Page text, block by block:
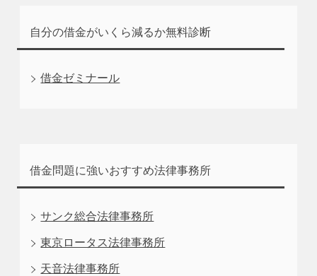
自分の借金がいくら減るか無料診断
借金ゼミナール
借金問題に強いおすすめ法律事務所
サンク総合法律事務所
東京ロータス法律事務所
天音法律事務所